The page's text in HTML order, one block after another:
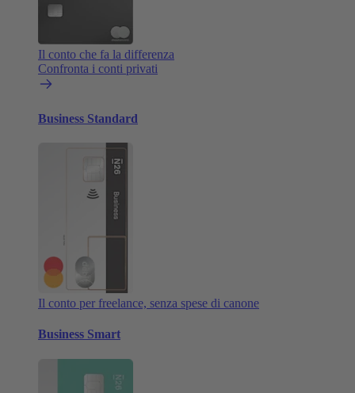
Il conto che fa la differenza
Confronta i conti privati
Business Standard
Il conto per freelance, senza spese di canone
Business Smart